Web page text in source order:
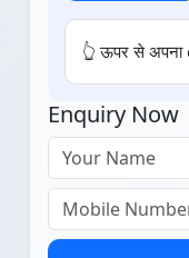
👆 ऊपर से
Enquiry Now